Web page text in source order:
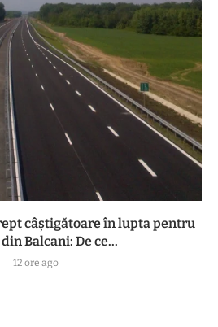
câștigătoare în lupta pentru
Balcani: De ce...
12 ore ago